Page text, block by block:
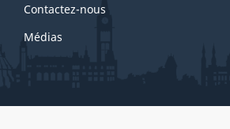
Contactez-nous
Médias